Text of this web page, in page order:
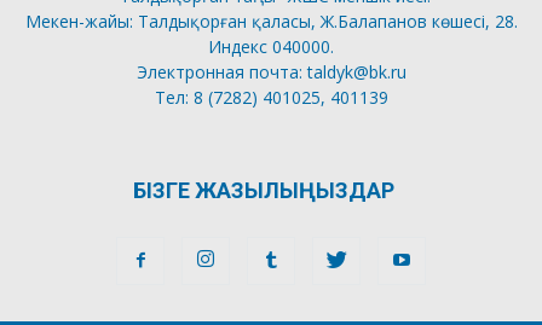
Мекен-жайы: Талдықорған қаласы, Ж.Балапанов көшесі, 28.
Индекс 040000.
Электронная почта: taldyk@bk.ru
Тел: 8 (7282) 401025, 401139
БІЗГЕ ЖАЗЫЛЫҢЫЗДАР